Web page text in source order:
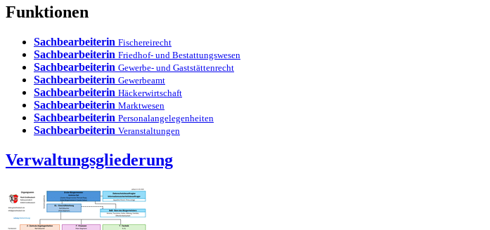
Funktionen
Sachbearbeiterin Fischereirecht
Sachbearbeiterin Friedhof- und Bestattungswesen
Sachbearbeiterin Gewerbe- und Gaststättenrecht
Sachbearbeiterin Gewerbeamt
Sachbearbeiterin Häckerwirtschaft
Sachbearbeiterin Marktwesen
Sachbearbeiterin Personalangelegenheiten
Sachbearbeiterin Veranstaltungen
Verwaltungsgliederung